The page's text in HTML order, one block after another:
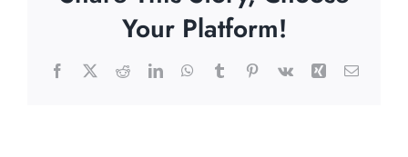
Your Platform!
Facebook
X RedditLinkedInWhatsApp
TumblrPinterest
Vk Xing E-